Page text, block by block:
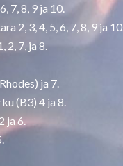
8, 9 ja 10.
3, 4, 5, 6, 7, 8, 9 ja 10.
7, ja 8.
ja 7.
(B3) 4 ja 8.
6.